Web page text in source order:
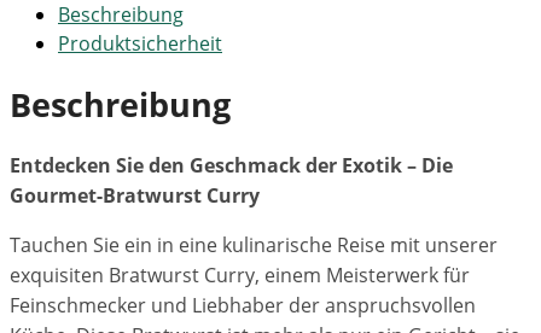
Beschreibung
Produktsicherheit
Beschreibung
Entdecken Sie den Geschmack der Exotik – Die
Gourmet-Bratwurst Curry
Tauchen Sie ein in eine kulinarische Reise mit unserer
exquisiten Bratwurst Curry, einem Meisterwerk für
Feinschmecker und Liebhaber der anspruchsvollen